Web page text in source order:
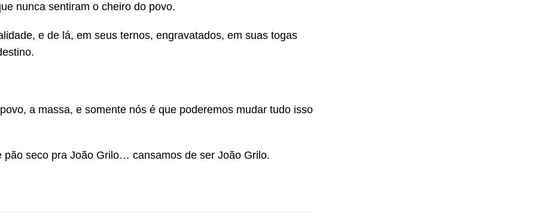
nunca sentiram o cheiro do povo.
e de lá, em seus ternos, engravatados, em suas togas
a massa, e somente nós é que poderemos mudar tudo isso
pão seco pra João Grilo… cansamos de ser João Grilo.